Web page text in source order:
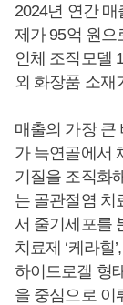
2024년 연간
제가 95억 원으
인체 조직모델
외 화장품 소재
매출의 가장 큰
가 늑연골에서
기질을 조직화
는 골관절염 치
서 줄기세포를
치료제 ‘케라힐
하이드로겔 형
을 중심으로 이